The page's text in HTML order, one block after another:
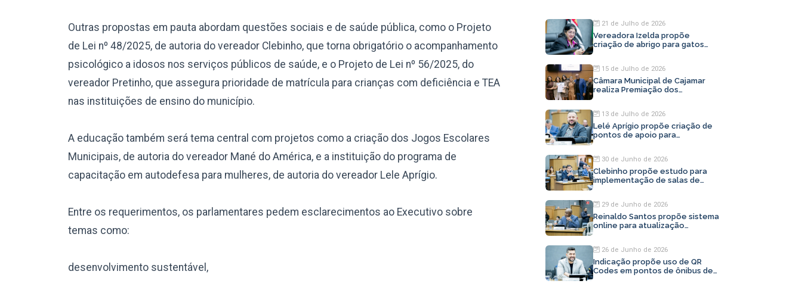
Outras propostas em pauta abordam questões sociais e de saúde pública, como o Projeto
de Lei nº 48/2025, de autoria do vereador Clebinho, que torna obrigatório o acompanhamento
psicológico a idosos nos serviços públicos de saúde, e o Projeto de Lei nº 56/2025, do
vereador Pretinho, que assegura prioridade de matrícula para crianças com deficiência e TEA
nas instituições de ensino do município.
A educação também será tema central com projetos como a criação dos Jogos Escolares
Municipais, de autoria do vereador Mané do América, e a instituição do programa de
capacitação em autodefesa para mulheres, de autoria do vereador Lele Aprígio.
Entre os requerimentos, os parlamentares pedem esclarecimentos ao Executivo sobre
temas como:
desenvolvimento sustentável,
21 de Julho de 2026
Vereadora Izelda propõe
criação de abrigo para gatos
15 de Julho de 2026
Câmara Municipal de Cajamar
realiza Premiação dos
13 de Julho de 2026
Lelé Aprígio propõe criação de
pontos de apoio para
30 de Junho de 2026
Clebinho propõe estudo para
implementação de salas de
29 de Junho de 2026
Reinaldo Santos propõe sistema
online para atualização
26 de Junho de 2026
Indicação propõe uso de QR
Codes em pontos de ônibus de